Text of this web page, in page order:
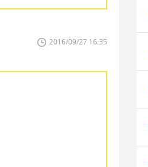
2016/09/27 16:35